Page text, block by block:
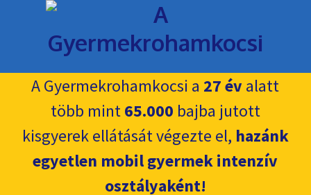
A Gyermekrohamkocsi a 27 évalatt
több mint65.000 bajba jutott
kisgyerek ellátását végezte el, hazánk
egyetlen mobil gyermek intenzív
osztályaként!